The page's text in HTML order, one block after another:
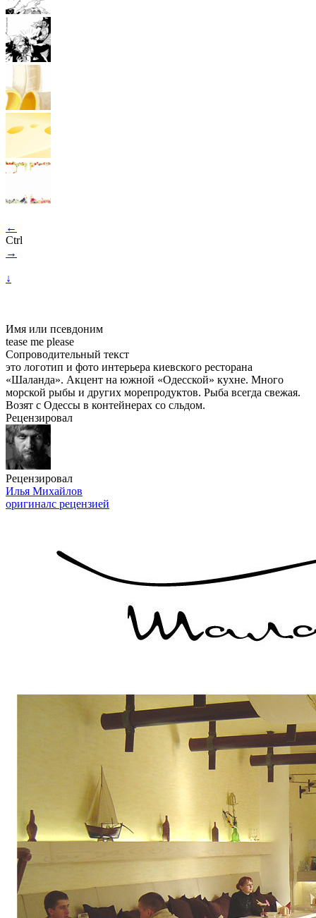
←
Ctrl
→
↓
Имя или псевдоним
tease me please
Сопроводительный текст
это логотип и фото интерьера киевского ресторана
«Шаланда». Акцент на южной «Одесской» кухне. Много
морской рыбы и других морепродуктов. Рыба всегда свежая.
Возят с Одессы в контейнерах со сльдом.
Рецензировал
Рецензировал
Илья Михайлов
оригиналс рецензией